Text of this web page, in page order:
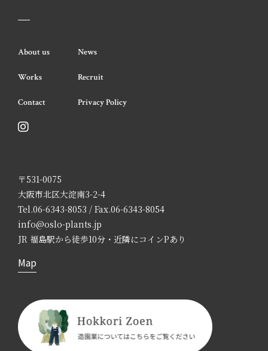
About us News
Works Recruit
Contact Privacy Policy
〒531-0075
大阪市北区大淀南3-2-4
Tel.06-6343-8053 / Fax.06-6343-8054
info@oslo-plants.jp
JR 福島駅から徒歩10分・近隣にコインPあり
Map